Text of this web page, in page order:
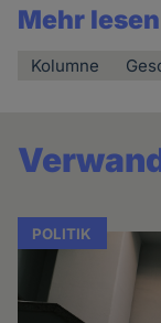
Mehr
Kolumne
POLITIK